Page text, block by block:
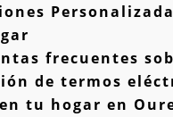
frecuentes
de termos
tu hogar en